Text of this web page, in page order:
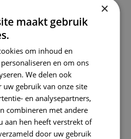
Marketing
×
maakt gebruik
om inhoud en
en om ons
We delen ook
gebruik van onze site
en analysepartners,
combineren met andere
aan hen heeft verstrekt of
door uw gebruik